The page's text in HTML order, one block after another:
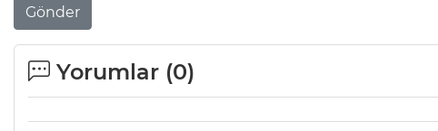
Gönder
Yorumlar (0)